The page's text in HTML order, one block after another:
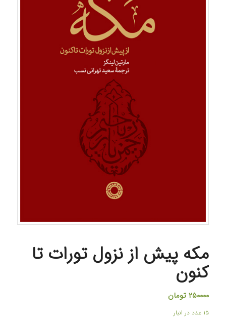
مکه پیش از نزول تورات تا
کنون
۲۵۰۰۰۰ تومان
۱۵ عدد در انبار